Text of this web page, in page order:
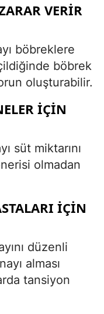
VERIR
böbreklere
böbrek
oluşturabilir.
IÇIN
süt miktarını
olmadan
IÇIN
düzenli
alması
tansiyon